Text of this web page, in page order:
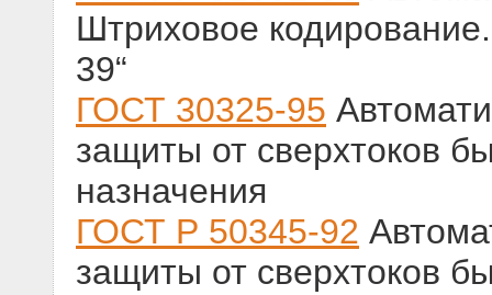
Штриховое
39“
ГОСТ 30325-95
защиты от сверхтоков
назначения
ГОСТ Р 50345-92
защиты от сверхтоков